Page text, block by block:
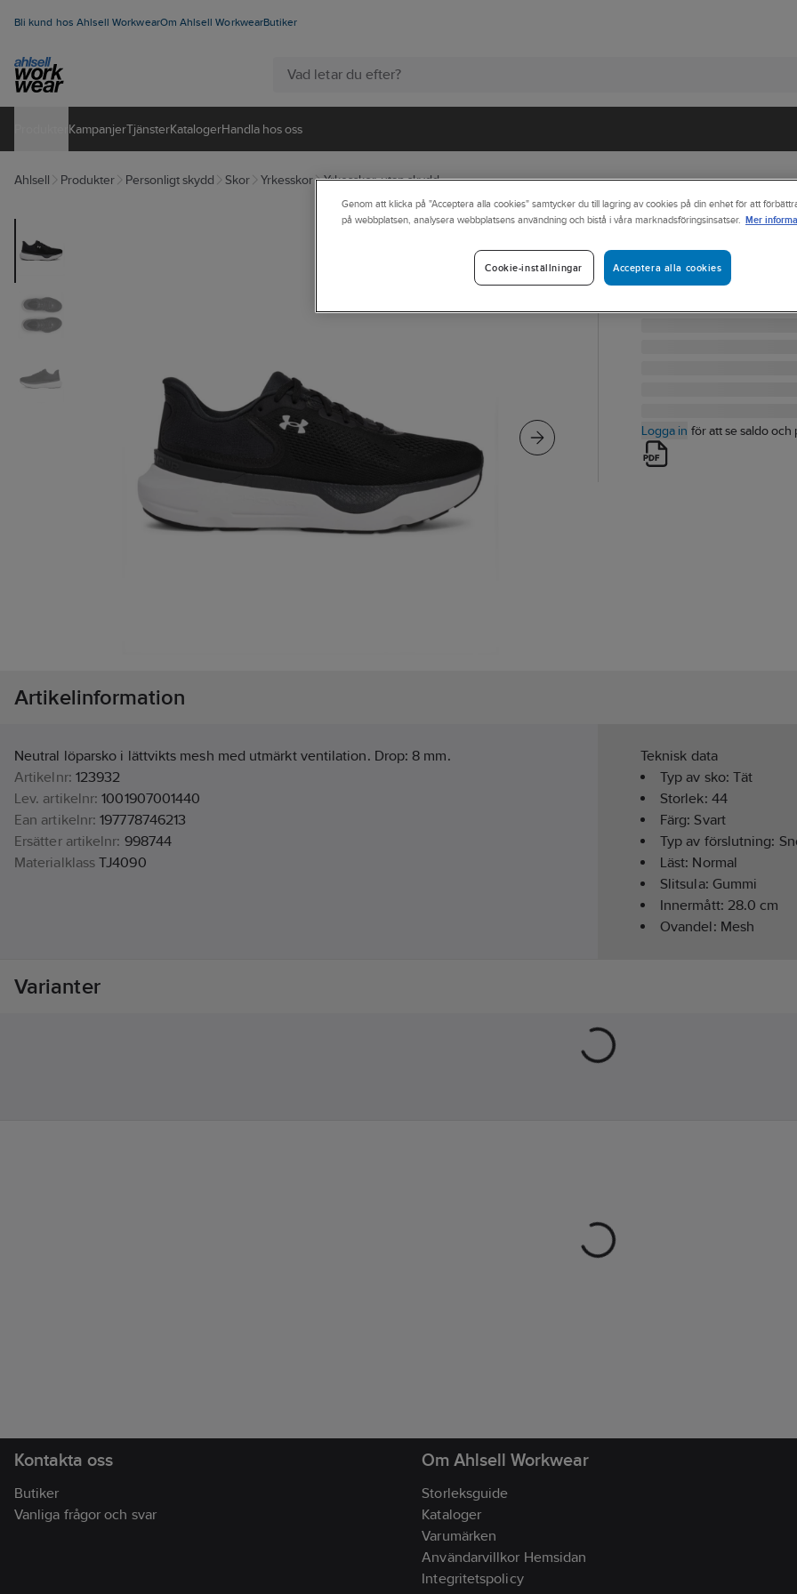
Bli kund hos Ahlsell WorkwearOm Ahlsell WorkwearButiker
KampanjerTjänsterKatalogerHandla hos oss
Ahlsell Produkter Personligt skydd Skor Yrkesskor Yrkesskor, utan skydd
UNDER ARMOUR
Yrkessko
YRKESSKO UNDER
Logga in för att se saldo och
Artikelinformation
Neutral löparsko i lättvikts mesh med utmärkt ventilation. Drop: 8 mm.
Artikelnr: 123932
Lev. artikelnr: 1001907001440
Ean artikelnr: 197778746213
Ersätter artikelnr: 998744
Materialklass TJ4090
Teknisk data
Typ av sko: Tät
Storlek: 44
Färg:Svart
Typ av förslutning:
Läst: Normal
Slitsula: Gummi
Innermått: 28.0 cm
Ovandel: Mesh
Varianter
Kontakta oss
Butiker
Vanliga frågor och svar
Om Ahlsell Workwear
Storleksguide
Kataloger
Varumärken
Användarvillkor Hemsidan
Integritetspolicy
Genom att klicka på "Acceptera alla cookies" samtycker du till lagring av cookies på din enhet för att
på webbplatsen, analysera webbplatsens användning och bistå i våra marknadsföringsinsatser. Mer
Acceptera alla cookies
Cookie-inställningar